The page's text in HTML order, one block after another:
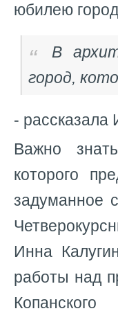
юбилею
В
город,
-
Важно
которого
задуманное
Инна
работы над